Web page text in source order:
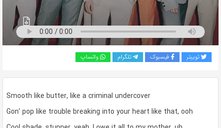
لینک
توییتر فیسبوک تلگرام واتساپ
Smooth like butter, like a criminal undercover
Gon’ pop like trouble breaking into your heart like that, ooh